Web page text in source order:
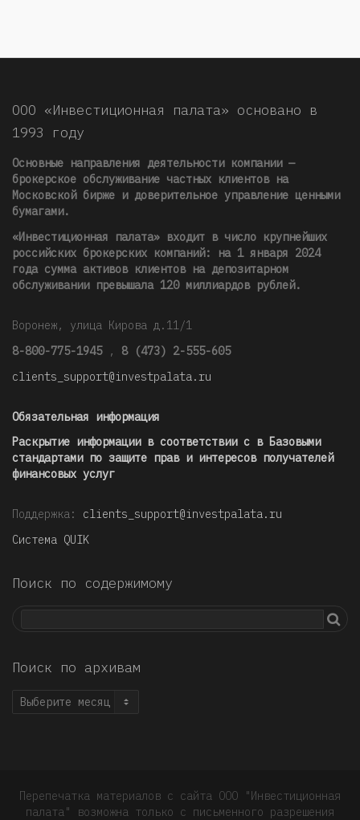
ООО «Инвестиционная палата» основано в
1993 году
Основные направления деятельности компании —
брокерское обслуживание частных клиентов на
Московской бирже и доверительное управление ценными
бумагами.
«Инвестиционная палата» входит в число крупнейших
российских брокерских компаний: на 1 января 2024
года сумма активов клиентов на депозитарном
обслуживании превышала 120 миллиардов рублей.
Воронеж, улица Кирова д.11/1
8-800-775-1945 , 8 (473) 2-555-605
clients_support@investpalata.ru
Обязательная информация
Раскрытие информации в соответствии с в Базовыми
стандартами по защите прав и интересов получателей
финансовых услуг
Поддержка: clients_support@investpalata.ru
Система QUIK
Поиск по содержимому
Поиск по архивам
Поиск
Перепечатка материалов с сайта ООО "Инвестиционная
палата" возможна только с письменного разрешения